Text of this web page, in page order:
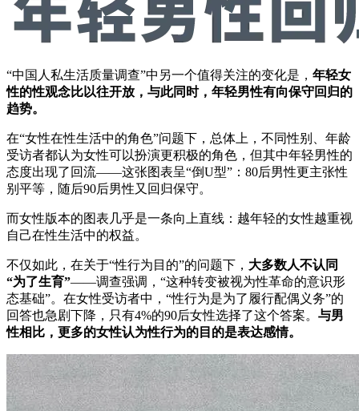
“中国人私生活质量调查”中另一个值得关注的变化是， 年轻女
性的性观念比以往开放，与此同时，年轻男性有向保守回归的
趋势。
在“女性在性生活中的角色”问题下，总体上，不同性别、年龄
受访者都认为女性可以扮演更积极的角色，但其中年轻男性的
态度出现了回流——这张图表呈“倒U型”：80后男性更主张性
别平等，随后90后男性又回归保守。
而女性版本的图表几乎是一条向上直线：越年轻的女性越重视
自己在性生活中的权益。
不仅如此，在关于“性行为目的”的问题下， 大多数人不认同
“为了生育”——调查强调，“这种转变被视为性革命的意识形
态基础”。在女性受访者中，“性行为是为了履行配偶义务”的
回答也急剧下降，只有4%的90后女性选择了这个答案。 与男
性相比，更多的女性认为性行为的目的是表达感情。